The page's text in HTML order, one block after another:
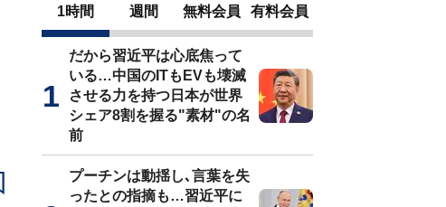
1時間 週間 無料会員 有料会員
だから習近平は心底焦って
いる…中国のITもEVも壊滅
させる力を持つ日本が世界
シェア8割を握る"素材"の名
前
プーチンは動揺し､言葉を失
ったとの指摘も…習近平に